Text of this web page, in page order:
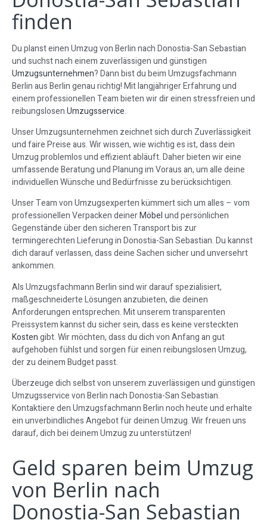
finden
Du planst einen Umzug von Berlin nach Donostia-San Sebastian
und suchst nach einem zuverlässigen und günstigen
Umzugsunternehmen? Dann bist du beim Umzugsfachmann
Berlin aus Berlin genau richtig! Mit langjähriger Erfahrung und
einem professionellen Team bieten wir dir einen stressfreien und
reibungslosenUmzugsservice.
Unser Umzugsunternehmen zeichnet sich durch Zuverlässigkeit
und faire Preise aus. Wir wissen, wie wichtig es ist, dass dein
Umzug problemlos und effizient abläuft. Daher bieten wir eine
umfassende Beratung und Planung im Voraus an, um alle deine
individuellen Wünsche und Bedürfnisse zu berücksichtigen.
Unser Team von Umzugsexperten kümmert sich um alles – vom
professionellen Verpacken deinerMöbelund persönlichen
Gegenstände über den sicheren Transport bis zur
termingerechten Lieferung in Donostia-San Sebastian. Du kannst
dich darauf verlassen, dass deine Sachen sicher und unversehrt
ankommen.
Als Umzugsfachmann Berlin sind wir darauf spezialisiert,
maßgeschneiderte Lösungen anzubieten, die deinen
Anforderungen entsprechen. Mit unserem transparenten
Preissystem kannst du sicher sein, dass es keine versteckten
Kostengibt. Wir möchten, dass du dich von Anfang an gut
aufgehoben fühlst und sorgen für einen reibungslosen Umzug,
der zu deinem Budget passt.
Überzeuge dich selbst von unserem zuverlässigen und günstigen
Umzugsservice von Berlin nach Donostia-San Sebastian.
Kontaktiere den Umzugsfachmann Berlin noch heute und erhalte
ein unverbindliches Angebot für deinen Umzug. Wir freuen uns
darauf, dich bei deinem Umzug zu unterstützen!
Geld sparen beim Umzug
von Berlin nach
Donostia-San Sebastian